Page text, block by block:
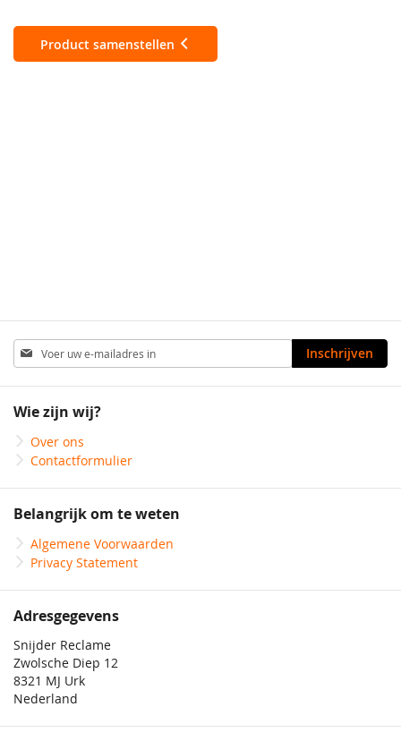
Product samenstellen
Abonneer
u
op
nieuwsbrief
Inschrijven
Wie zijn wij?
Over ons
Contactformulier
Belangrijk om te weten
Algemene Voorwaarden
Privacy Statement
Adresgegevens
Snijder Reclame
Zwolsche Diep 12
8321 MJ Urk
Nederland